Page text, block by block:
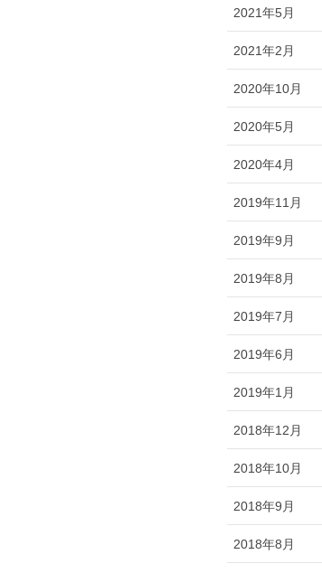
2021年5月
2021年2月
2020年10月
2020年5月
2020年4月
2019年11月
2019年9月
2019年8月
2019年7月
2019年6月
2019年1月
2018年12月
2018年10月
2018年9月
2018年8月